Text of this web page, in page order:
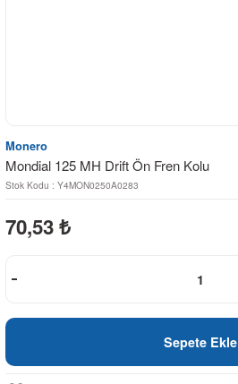
Monero
Mondial 125 MH Drift Ön Fren Kolu
Stok Kodu : Y4MON0250A0283
70,53 ₺
Sepete Ekle